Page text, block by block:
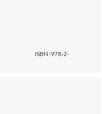
ISBN :978-2-